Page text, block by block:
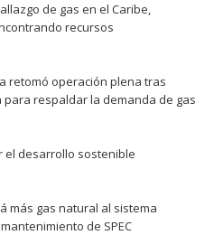
de gas en el Caribe,
recursos
retomó operación plena tras
respaldar la demanda de gas
el desarrollo sostenible
más gas natural al sistema
de SPEC